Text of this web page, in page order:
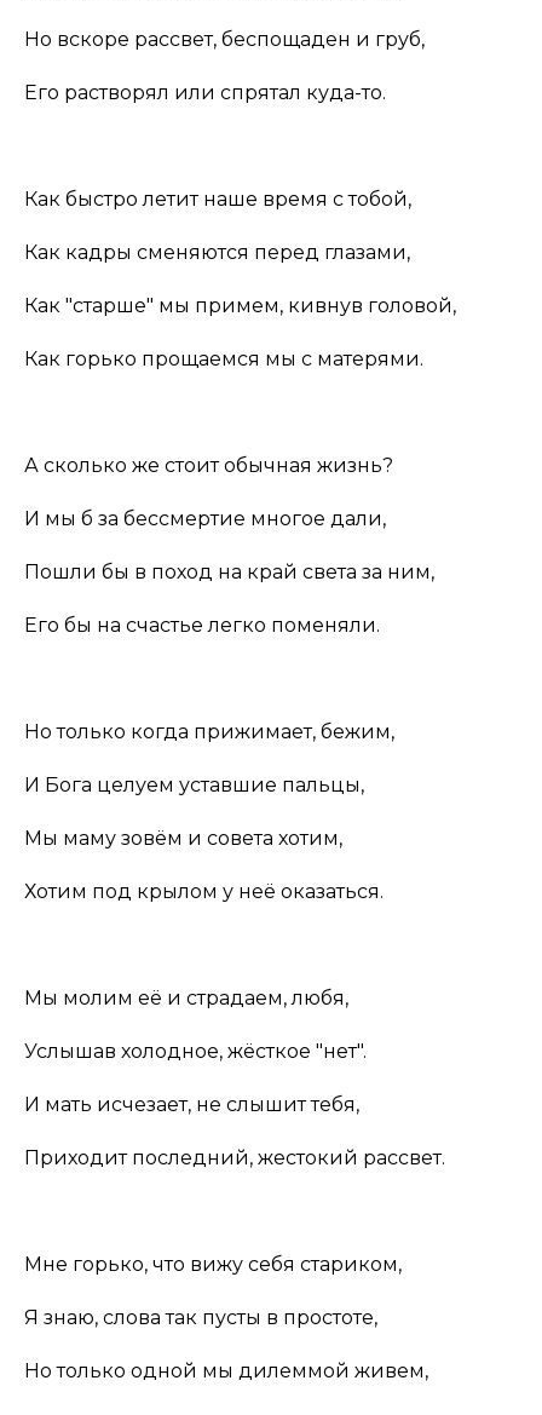
Но вскоре рассвет, беспощаден и груб,
Его растворял или спрятал куда-то.
Как быстро летит наше время с тобой,
Как кадры сменяются перед глазами,
Как "старше" мы примем, кивнув головой,
Как горько прощаемся мы с матерями.
А сколько же стоит обычная жизнь?
И мы б за бессмертие многое дали,
Пошли бы в поход на край света за ним,
Его бы на счастье легко поменяли.
Но только когда прижимает, бежим,
И Бога целуем уставшие пальцы,
Мы маму зовём и совета хотим,
Хотим под крылом у неё оказаться.
Мы молим её и страдаем, любя,
Услышав холодное, жёсткое "нет".
И мать исчезает, не слышит тебя,
Приходит последний, жестокий рассвет.
Мне горько, что вижу себя стариком,
Я знаю, слова так пусты в простоте,
Но только одной мы дилеммой живем,